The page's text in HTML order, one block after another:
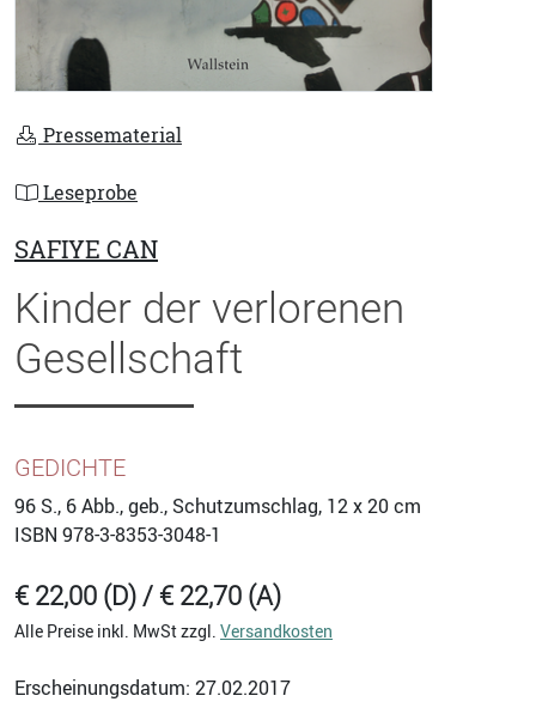
Pressematerial
Leseprobe
SAFIYE CAN
Kinder der verlorenen
Gesellschaft
GEDICHTE
96 S., 6 Abb., geb., Schutzumschlag, 12 x 20 cm
ISBN 978-3-8353-3048-1
€ 22,00 (D) / € 22,70 (A)
Alle Preise inkl. MwSt zzgl. Versandkosten
Erscheinungsdatum: 27.02.2017